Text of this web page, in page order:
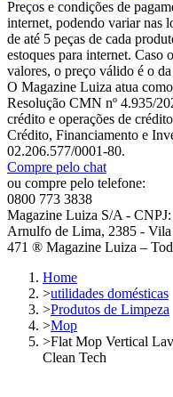
Preços e condições de
internet, podendo variar nas
de até 5 peças de cada
estoques para internet. Caso
valores, o preço válido é o
O Magazine Luiza atua
Resolução CMN nº 4.935/
crédito e operações de
Crédito, Financiamento e
02.206.577/0001-80.
Compre pelo chat
ou compre pelo telefone:
0800 773 3838
Magazine Luiza S/A -
Arnulfo de Lima, 2385 - Vila
471 ® Magazine Luiza –
Home
>utilidades domésticas
>Produtos de Limpeza
>Mop
>Flat Mop Vertical
Clean Tech